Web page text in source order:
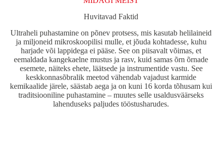
Huvitavad Faktid
Ultraheli puhastamine on põnev protsess, mis kasutab helilaineid
ja miljoneid mikroskoopilisi mulle, et jõuda kohtadesse, kuhu
harjade või lappidega ei pääse. See on piisavalt võimas, et
eemaldada kangekaelne mustus ja rasv, kuid samas õrn õrnade
esemete, näiteks ehete, läätsede ja instrumentide vastu. See
keskkonnasõbralik meetod vähendab vajadust karmide
kemikaalide järele, säästab aega ja on kuni 16 korda tõhusam kui
traditsiooniline puhastamine – muutes selle usaldusväärseks
lahenduseks paljudes tööstusharudes.